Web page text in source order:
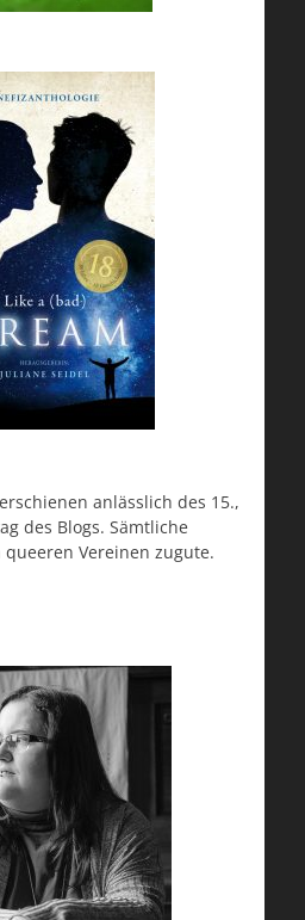
anlässlich des 15.,
des Blogs. Sämtliche
Vereinen zugute.